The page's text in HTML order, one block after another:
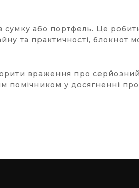
або портфель. Це
та практичності, блокнот
враження про серйозний
помічником у досягненні